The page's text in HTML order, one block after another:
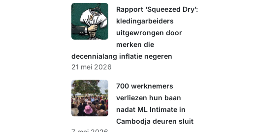
Rapport ‘Squeezed Dry’:
kledingarbeiders
uitgewrongen door
merken die
decennialang inflatie negeren
21 mei 2026
700 werknemers
verliezen hun baan
nadat ML Intimate in
Cambodja deuren sluit